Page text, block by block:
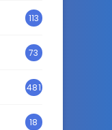
113
73
481
18